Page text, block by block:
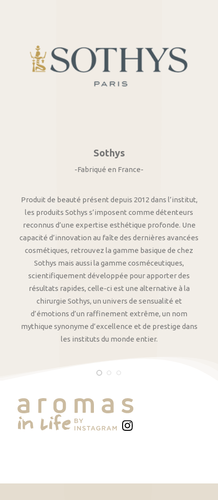
Sothys
-Fabriqué en France-
Produit de beauté présent depuis 2012 dans l’institut,
les produits Sothys s’imposent comme détenteurs
reconnus d’une expertise esthétique profonde. Une
capacité d’innovation au faîte des dernières avancées
cosmétiques, retrouvez la gamme basique de chez
Sothys mais aussi la gamme cosméceutiques,
scientifiquement développée pour apporter des
résultats rapides, celle-ci est une alternative à la
chirurgie Sothys, un univers de sensualité et
d’émotions d’un raffinement extrême, un nom
mythique synonyme d’excellence et de prestige dans
les instituts du monde entier.